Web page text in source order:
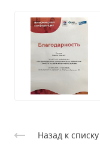
Назад к списку